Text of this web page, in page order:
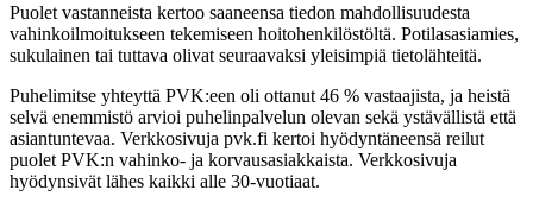
Puolet vastanneista kertoo saaneensa tiedon mahdollisuudesta
vahinkoilmoitukseen tekemiseen hoitohenkilöstöltä. Potilasasiamies,
sukulainen tai tuttava olivat seuraavaksi yleisimpiä tietolähteitä.
Puhelimitse yhteyttä PVK:een oli ottanut 46 % vastaajista, ja heistä
selvä enemmistö arvioi puhelinpalvelun olevan sekä ystävällistä että
asiantuntevaa. Verkkosivuja pvk.fi kertoi hyödyntäneensä reilut
puolet PVK:n vahinko- ja korvausasiakkaista. Verkkosivuja
hyödynsivät lähes kaikki alle 30-vuotiaat.